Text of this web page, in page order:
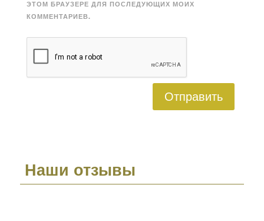
ЭТОМ БРАУЗЕРЕ ДЛЯ ПОСЛЕДУЮЩИХ МОИХ
КОММЕНТАРИЕВ.
Отправить
Наши отзывы